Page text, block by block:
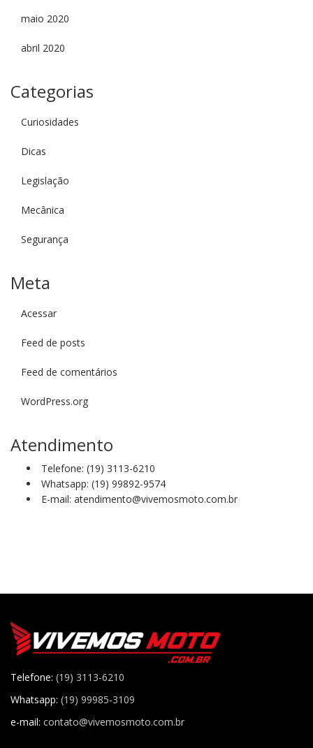
maio 2020
abril 2020
Categorias
Curiosidades
Dicas
Legislação
Mecânica
Segurança
Meta
Acessar
Feed de posts
Feed de comentários
WordPress.org
Atendimento
Telefone: (19) 3113-6210
Whatsapp: (19) 99892-9574
E-mail: atendimento@vivemosmoto.com.br
Telefone: (19) 3113-6210
Whatsapp: (19) 99985-3109
e-mail: contato@vivemosmoto.com.br